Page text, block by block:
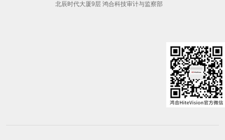
北辰时代大厦9层 鸿合科技审计与监察部